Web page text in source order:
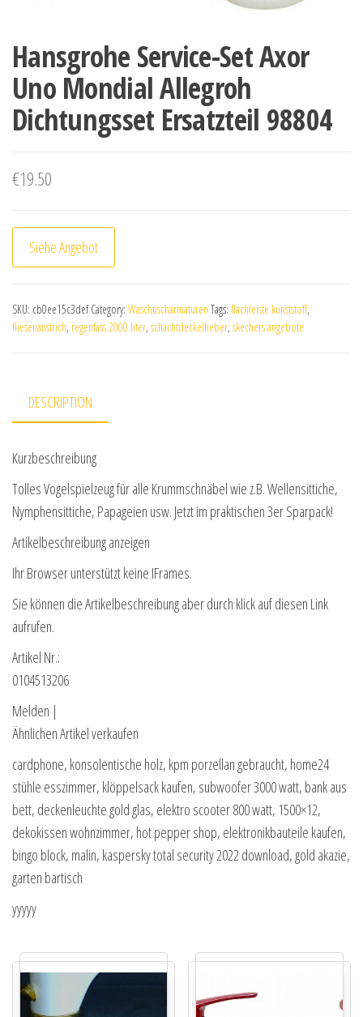
Hansgrohe Service-Set Axor
Uno Mondial Allegroh
Dichtungsset Ersatzteil 98804
€19.50
Siehe Angebot
SKU: cb0ee15c3def Category: Waschtischarmaturen Tags: flachleiste kunststoff,
fliesenanstrich, regenfass 2000 liter, schachtdeckelheber, skechers angebote
DESCRIPTION
Kurzbeschreibung
Tolles Vogelspielzeug für alle Krummschnäbel wie z.B. Wellensittiche,
Nymphensittiche, Papageien usw. Jetzt im praktischen 3er Sparpack!
Artikelbeschreibung anzeigen
Ihr Browser unterstützt keine IFrames.
Sie können die Artikelbeschreibung aber durch klick auf diesen Link
aufrufen.
Artikel Nr.:
0104513206
Melden |
Ähnlichen Artikel verkaufen
cardphone, konsolentische holz, kpm porzellan gebraucht, home24
stühle esszimmer, klöppelsack kaufen, subwoofer 3000 watt, bank aus
bett, deckenleuchte gold glas, elektro scooter 800 watt, 1500×12,
dekokissen wohnzimmer, hot pepper shop, elektronikbauteile kaufen,
bingo block, malin, kaspersky total security 2022 download, gold akazie,
garten bartisch
yyyyy